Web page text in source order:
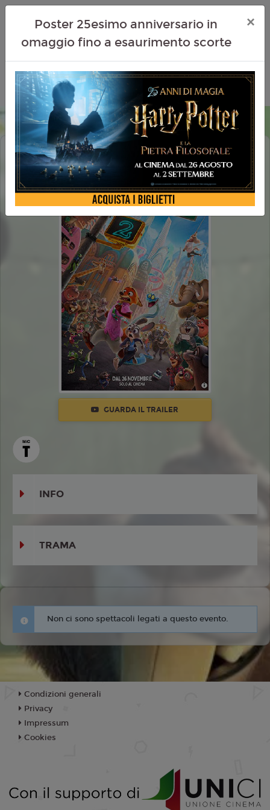
ZOOTROPOLIS 2 (ZOOTOPIA 2)
DOLBY ATMOS
GUARDA IL TRAILER
INFO
TRAMA
Non ci sono spettacoli legati a questo evento.
Poster 25esimo anniversario in
omaggio fino a esaurimento scorte
×
Condizioni generali
Privacy
Impressum
Cookies